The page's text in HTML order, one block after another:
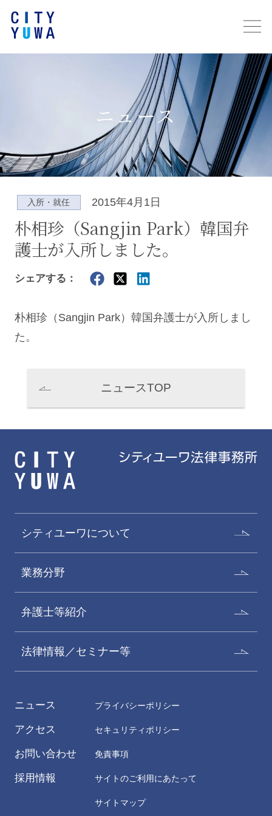
ニュース
入所・就任 2015年4月1日
朴相珍（Sangjin Park）韓国弁
護士が入所しました。
シェアする：
朴相珍（Sangjin Park）韓国弁護士が入所しまし
た。
ニュースTOP
シティユーワについて
業務分野
弁護士等紹介
法律情報／セミナー等
ニュース
アクセス
お問い合わせ
採用情報
プライバシーポリシー
セキュリティポリシー
免責事項
サイトのご利用にあたって
サイトマップ